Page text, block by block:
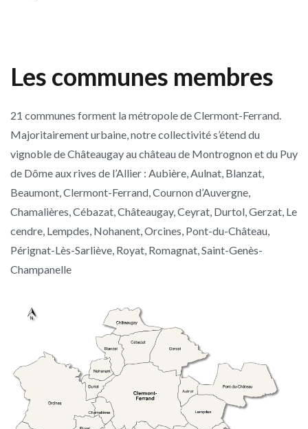
Les communes membres
21 communes forment la métropole de Clermont-Ferrand.
Majoritairement urbaine, notre collectivité s’étend du
vignoble de Châteaugay au château de Montrognon et du Puy
de Dôme aux rives de l’Allier : Aubière, Aulnat, Blanzat,
Beaumont, Clermont-Ferrand, Cournon d’Auvergne,
Chamalières, Cébazat, Châteaugay, Ceyrat, Durtol, Gerzat, Le
cendre, Lempdes, Nohanent, Orcines, Pont-du-Château,
Pérignat-Lès-Sarliève, Royat, Romagnat, Saint-Genès-
Champanelle